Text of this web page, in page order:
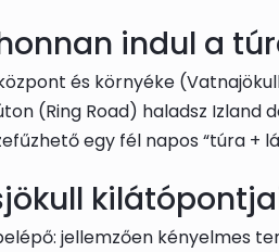
indul a
és környéke
(Ring Road) haladsz Izland
egy fél napos “túra +
jellemzően kényelmes